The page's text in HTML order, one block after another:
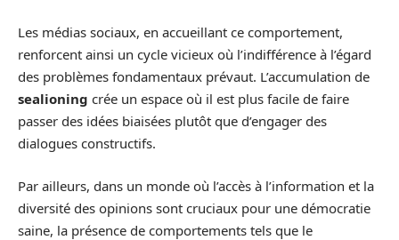
Les médias sociaux, en accueillant ce comportement,
renforcent ainsi un cycle vicieux où l’indifférence à l’égard
des problèmes fondamentaux prévaut. L’accumulation de
sealioning crée un espace où il est plus facile de faire
passer des idées biaisées plutôt que d’engager des
dialogues constructifs.
Par ailleurs, dans un monde où l’accès à l’information et la
diversité des opinions sont cruciaux pour une démocratie
saine, la présence de comportements tels que le